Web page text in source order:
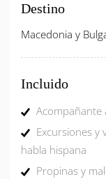
Destino
Macedonia y
Incluido
Acompañante
Excursiones y
habla hispana
Propinas y